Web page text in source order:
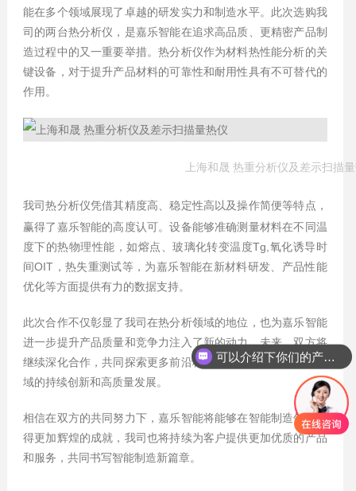
能在多个领域展现了卓越的研发实力和制造水平。此次选购我
司的两台热分析仪，是嘉乐智能在追求高品质、更精密产品制
造过程中的又一重要举措。热分析仪作为材料热性能分析的关
键设备，对于提升产品材料的可靠性和耐用性具有不可替代的
作用。
上海和晟 热重分析仪及差示扫描
我司热分析仪凭借其精度高、稳定性高以及操作简便等特点，
赢得了嘉乐智能的高度认可。设备能够准确测量材料在不同温
度下的热物理性能，如熔点、玻璃化转变温度Tg,氧化诱导时
间OIT，热失重测试等，为嘉乐智能在新材料研发、产品性能
优化等方面提供有力的数据支持。
此次合作不仅彰显了我司在热分析领域的地位，也为嘉乐智能
进一步提升产品质量和竞争力注入了新的动力。未来，双方将
继续深化合作，共同探索更多前沿科技应用，推动智能制造领
域的持续创新和高质量发展。
相信在双方的共同努力下，嘉乐智能将能够在智能制造领域取
得更加辉煌的成就，我司也将持续为客户提供更加优质的产品
和服务，共同书写智能制造新篇章。
可以介绍下你们的产品么？